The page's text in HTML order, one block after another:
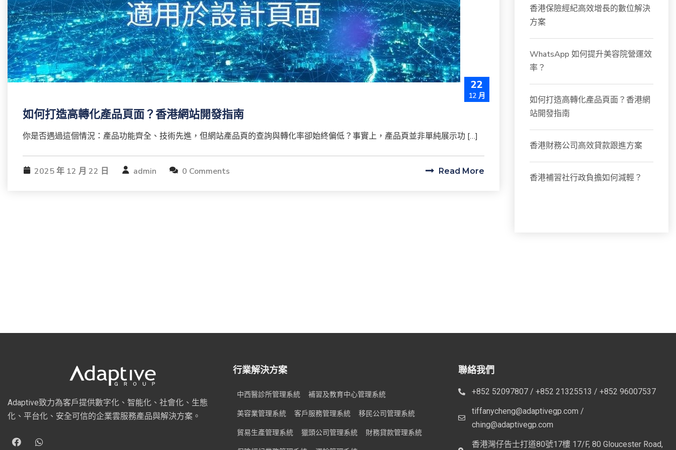
22
12 月
如何打造高轉化產品頁面？香港網站開發指南
你是否遇過這個情況：產品功能齊全、技術先進，但網站產品頁的查詢與轉化率卻始終偏低？事實上，產品頁並非單純展示功 […]
2025 年 12 月 22 日 admin 0 Comments Read More
香港保險經紀高效增長的數位解決
方案
WhatsApp 如何提升美容院營運效
率？
如何打造高轉化產品頁面？香港網
站開發指南
香港財務公司高效貸款跟進方案
香港補習社行政負擔如何減輕？
Adaptive致力為客戶提供數字化、智能化、社會化、生態
化、平台化、安全可信的企業雲服務產品與解決方案。
行業解決方案
中西醫診所管理系統 補習及教育中心管理系統
美容業管理系統 客戶服務管理系統 移民公司管理系統
貿易生產管理系統 獵頭公司管理系統 財務貸款管理系統
聯絡我們
+852 52097807 / +852 21325513 / +852 96007537
tiffanycheng@adaptivegp.com /
ching@adaptivegp.com
香港灣仔告士打道80號17樓 17/F, 80 Gloucester Road,